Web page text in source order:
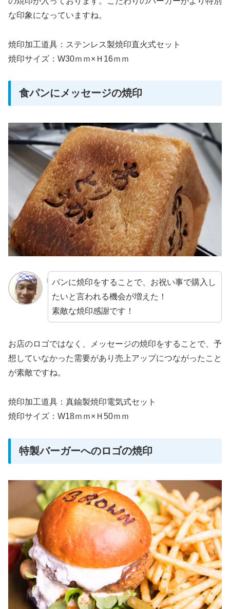
な印象になっていますね。
焼印加工道具：ステンレス製焼印直火式セット
焼印サイズ：W30ｍｍ×Ｈ16ｍｍ
食パンにメッセージの焼印
パンに焼印をすることで、お祝い事で購入し
たいと言われる機会が増えた！
素敵な焼印感謝です！
お店のロゴではなく、メッセージの焼印をすることで、予
想していなかった需要があり売上アップにつながったこと
が素敵ですね。
焼印加工道具：真鍮製焼印電気式セット
焼印サイズ：W18ｍｍ×Ｈ50ｍｍ
特製バーガーへのロゴの焼印